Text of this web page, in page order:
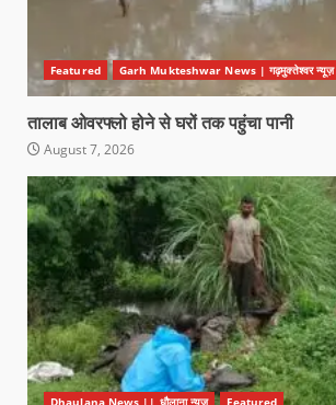
Featured Garh Mukteshwar News | गढ़मुक्तेश्वर न्यूज़
तालाब ओवरफ्लो होने से घरों तक पहुंचा पानी
August 7, 2026